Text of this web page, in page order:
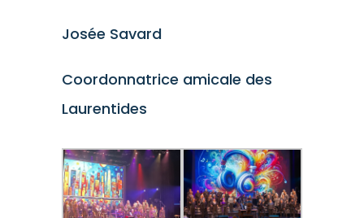
Josée Savard
Coordonnatrice amicale des
Laurentides